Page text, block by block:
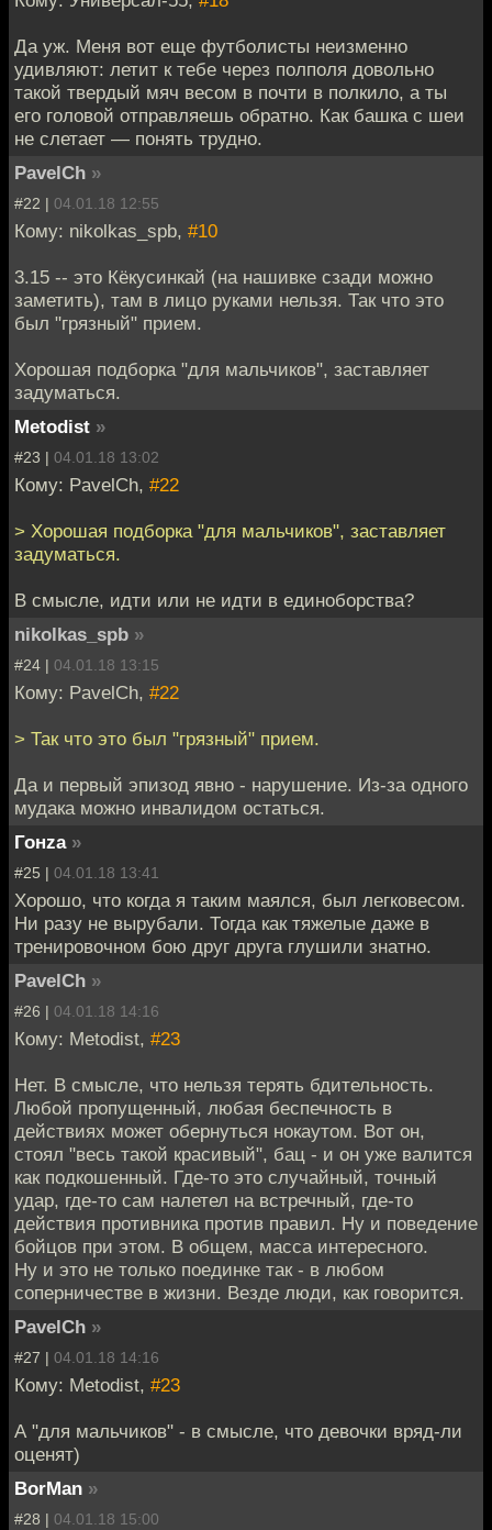
Да уж. Меня вот еще футболисты неизменно
удивляют: летит к тебе через полполя довольно
такой твердый мяч весом в почти в полкило, а ты
его головой отправляешь обратно. Как башка с шеи
не слетает — понять трудно.
PavelCh »
#22 | 04.01.18 12:55
Кому: nikolkas_spb, #10
3.15 -- это Кёкусинкай (на нашивке сзади можно
заметить), там в лицо руками нельзя. Так что это
был "грязный" прием.
Хорошая подборка "для мальчиков", заставляет
задуматься.
Metodist »
#23 | 04.01.18 13:02
Кому: PavelCh, #22
> Хорошая подборка "для мальчиков", заставляет
задуматься.
В смысле, идти или не идти в единоборства?
nikolkas_spb »
#24 | 04.01.18 13:15
Кому: PavelCh, #22
> Так что это был "грязный" прием.
Да и первый эпизод явно - нарушение. Из-за одного
мудака можно инвалидом остаться.
Гонzа »
#25 | 04.01.18 13:41
Хорошо, что когда я таким маялся, был легковесом.
Ни разу не вырубали. Тогда как тяжелые даже в
тренировочном бою друг друга глушили знатно.
PavelCh »
#26 | 04.01.18 14:16
Кому: Metodist, #23
Нет. В смысле, что нельзя терять бдительность.
Любой пропущенный, любая беспечность в
действиях может обернуться нокаутом. Вот он,
стоял "весь такой красивый", бац - и он уже валится
как подкошенный. Где-то это случайный, точный
удар, где-то сам налетел на встречный, где-то
действия противника против правил. Ну и поведение
бойцов при этом. В общем, масса интересного.
Ну и это не только поединке так - в любом
соперничестве в жизни. Везде люди, как говорится.
PavelCh »
#27 | 04.01.18 14:16
Кому: Metodist, #23
А "для мальчиков" - в смысле, что девочки вряд-ли
оценят)
BorMan »
#28 | 04.01.18 15:00